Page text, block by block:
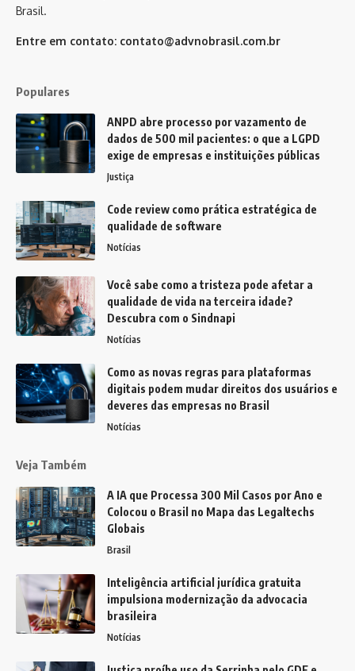
Brasil.
Entre em contato: contato@advnobrasil.com.br
Populares
ANPD abre processo por vazamento de
dados de 500 mil pacientes: o que a LGPD
exige de empresas e instituições públicas
Justiça
Code review como prática estratégica de
qualidade de software
Notícias
Você sabe como a tristeza pode afetar a
qualidade de vida na terceira idade?
Descubra com o Sindnapi
Notícias
Como as novas regras para plataformas
digitais podem mudar direitos dos usuários e
deveres das empresas no Brasil
Notícias
Veja Também
A IA que Processa 300 Mil Casos por Ano e
Colocou o Brasil no Mapa das Legaltechs
Globais
Brasil
Inteligência artificial jurídica gratuita
impulsiona modernização da advocacia
brasileira
Notícias